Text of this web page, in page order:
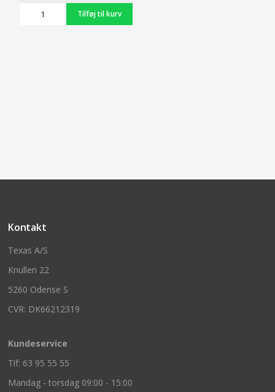
Kontakt
Texas A/S
Knullen 22
5260 Odense S
CVR: DK66212319
Kundeservice
Tlf: 63 95 55 55
Mandag - torsdag 09:00 - 15:00